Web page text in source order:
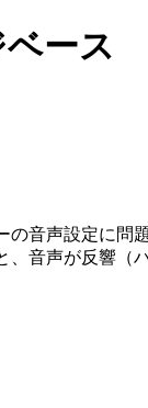
ース
音声設定に
音声が反響（